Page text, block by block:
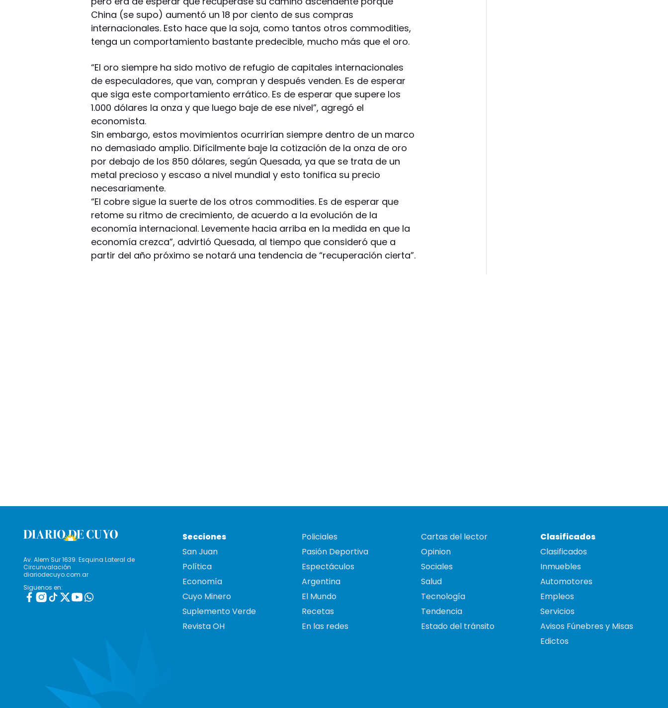
China (se supo) aumentó un 18 por ciento de sus compras
internacionales. Esto hace que la soja, como tantos otros commodities,
tenga un comportamiento bastante predecible, mucho más que el oro.
“El oro siempre ha sido motivo de refugio de capitales internacionales
de especuladores, que van, compran y después venden. Es de esperar
que siga este comportamiento errático. Es de esperar que supere los
1.000 dólares la onza y que luego baje de ese nivel”, agregó el
economista.
Sin embargo, estos movimientos ocurrirían siempre dentro de un marco
no demasiado amplio. Difícilmente baje la cotización de la onza de oro
por debajo de los 850 dólares, según Quesada, ya que se trata de un
metal precioso y escaso a nivel mundial y esto tonifica su precio
necesariamente.
“El cobre sigue la suerte de los otros commodities. Es de esperar que
retome su ritmo de crecimiento, de acuerdo a la evolución de la
economía internacional. Levemente hacia arriba en la medida en que la
economía crezca”, advirtió Quesada, al tiempo que consideró que a
partir del año próximo se notará una tendencia de “recuperación cierta”.
Av. Alem Sur 1639. Esquina Lateral de
Circunvalación
diariodecuyo.com.ar
Siguenos en:
Secciones
San Juan
Política
Economía
Cuyo Minero
Suplemento Verde
Revista OH
Policiales
Pasión Deportiva
Espectáculos
Argentina
El Mundo
Recetas
En las redes
Cartas del lector
Opinion
Sociales
Salud
Tecnología
Tendencia
Estado del tránsito
Clasificados
Clasificados
Inmuebles
Automotores
Empleos
Servicios
Avisos Fúnebres y Misas
Edictos